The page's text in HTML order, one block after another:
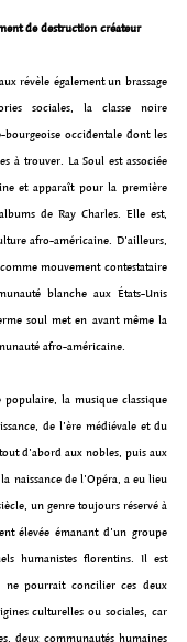
de destruction créateur
révèle également un brassage
sociales, la classe noire
occidentale dont les
à trouver. La Soul est associée
et apparaît pour la première
de Ray Charles. Elle est,
afro-américaine. D’ailleurs,
mouvement contestataire
blanche aux États-Unis
soul met en avant même la
afro-américaine.
la musique classique
de l’ère médiévale et du
d’abord aux nobles, puis aux
naissance de l’Opéra, a eu lieu
un genre toujours réservé à
élevée émanant d’un groupe
humanistes florentins. Il est
ne pourrait concilier ces deux
culturelles ou sociales, car